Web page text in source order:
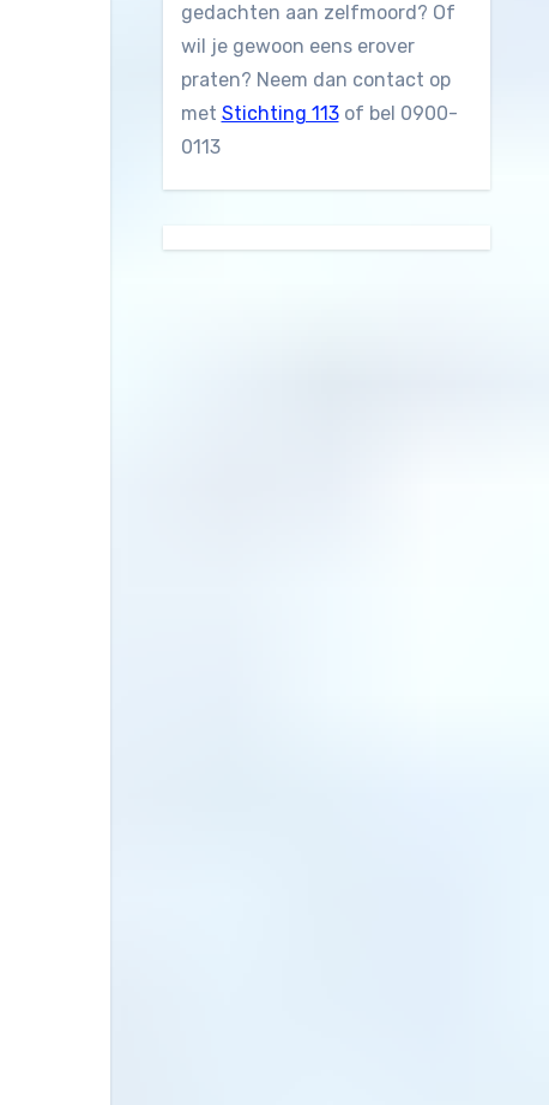
gedachten aan zelfmoord? Of
wil je gewoon eens erover
praten? Neem dan contact op
met Stichting 113of bel 0900-
0113